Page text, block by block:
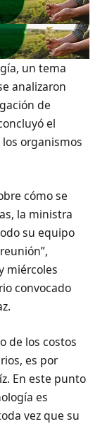
un tema
analizaron
de
el
organismos
cómo se
la ministra
su equipo
miércoles
convocado
de los costos
es por
En este punto
es
vez que su